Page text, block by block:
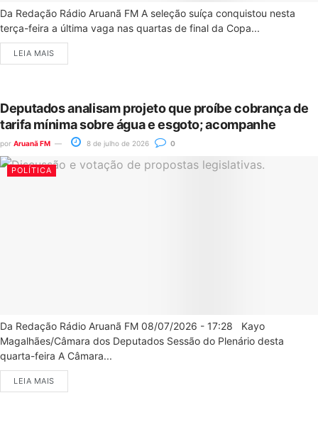
Da Redação Rádio Aruanã FM A seleção suíça conquistou nesta
terça-feira a última vaga nas quartas de final da Copa...
LEIA MAIS
Deputados analisam projeto que proíbe cobrança de
tarifa mínima sobre água e esgoto; acompanhe
por Aruanã FM 8 de julho de 2026 0
POLÍTICA
Da Redação Rádio Aruanã FM 08/07/2026 - 17:28 Kayo
Magalhães/Câmara dos Deputados Sessão do Plenário desta
quarta-feira A Câmara...
LEIA MAIS